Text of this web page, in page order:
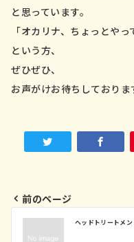
と思っています。
「オカリナ、ちょっとやっ
という方、
ぜひぜひ、
お声がけお待ちしており
投
前のページ
ヘッドトリートメ